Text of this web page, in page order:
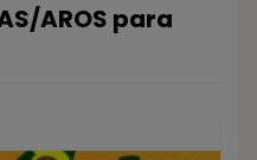
AROS para